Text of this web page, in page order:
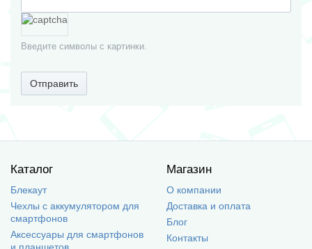
Введите символы с картинки.
Отправить
Каталог
Блекаут
Чехлы с аккумулятором для
смартфонов
Аксессуары для смартфонов
Магазин
О компании
Доставка и оплата
Блог
Контакты